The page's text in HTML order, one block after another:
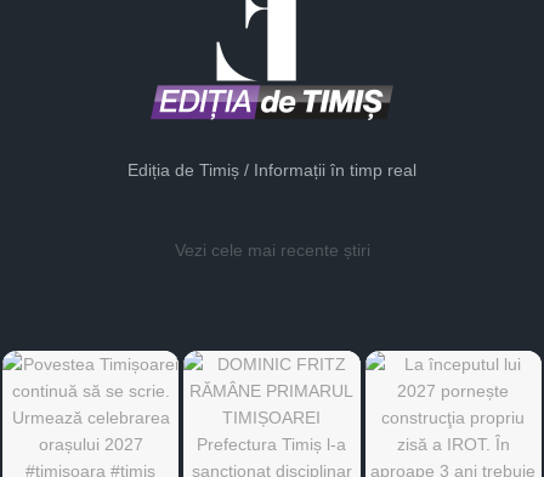
Ediția de Timiș / Informații în timp real
Vezi cele mai recente știri